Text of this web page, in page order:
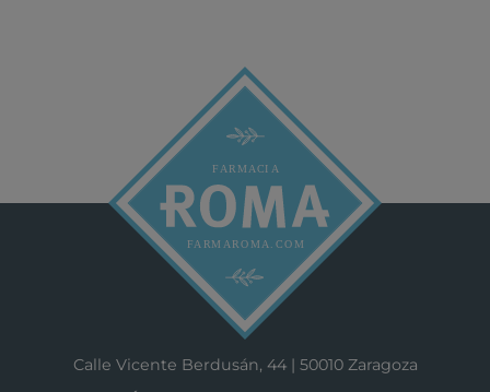
Calle Vicente Berdusán, 44 | 50010 Zaragoza